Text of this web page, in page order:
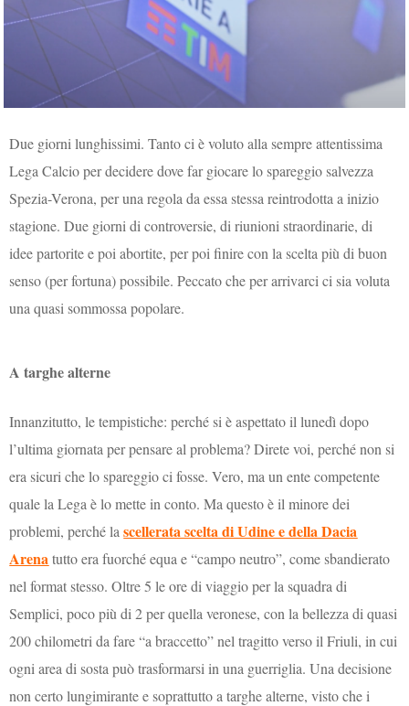
Due giorni lunghissimi. Tanto ci è voluto alla sempre attentissima
Lega Calcio per decidere dove far giocare lo spareggio salvezza
Spezia-Verona, per una regola da essa stessa reintrodotta a inizio
stagione. Due giorni di controversie, di riunioni straordinarie, di
idee partorite e poi abortite, per poi finire con la scelta più di buon
senso (per fortuna) possibile. Peccato che per arrivarci ci sia voluta
una quasi sommossa popolare.
A targhe alterne
Innanzitutto, le tempistiche: perché si è aspettato il lunedì dopo
l’ultima giornata per pensare al problema? Direte voi, perché non si
era sicuri che lo spareggio ci fosse. Vero, ma un ente competente
quale la Lega è lo mette in conto. Ma questo è il minore dei
problemi, perché lascellerata scelta di Udine e della Dacia
Arenatutto era fuorché equa e “campo neutro”, come sbandierato
nel format stesso. Oltre 5 le ore di viaggio per la squadra di
Semplici, poco più di 2 per quella veronese, con la bellezza di quasi
200 chilometri da fare “a braccetto” nel tragitto verso il Friuli, in cui
ogni area di sosta può trasformarsi in una guerriglia. Una decisione
non certo lungimirante e soprattutto a targhe alterne, visto che i